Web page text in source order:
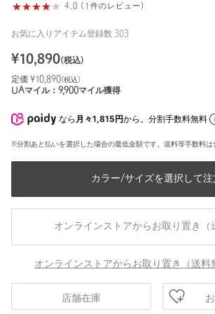
4.0 (1件のレビュー)
お気に入りアイテム登録数 303
¥10,890(税込)
定価 ¥ 10,890(税込)
UAマイル： 9,900マイル獲得
なら 月々1,815円から。分割手数料無料
※分割あと払いを選択した場合の最低金額です。送料等手数料は
カラー/サイズを選択して注
オンラインストアからお取り置き（
オンラインストアからお取り置き（送料
店舗在庫